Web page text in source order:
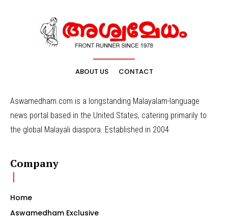
ABOUT US CONTACT
Aswamedham.com is a longstanding Malayalam-language
news portal based in the United States, catering primarily to
the global Malayali diaspora. Established in 2004
Company
Home
Aswamedham Exclusive